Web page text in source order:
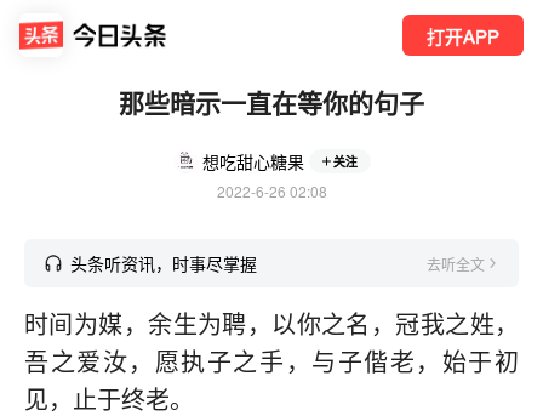
打开APP
那些暗示一直在等你的句子
想吃甜心糖果 关注
2022-6-26 02:08
头条听资讯，时事尽掌握 去听全文
时间为媒，余生为聘，以你之名，冠我之姓，
吾之爱汝，愿执子之手，与子偕老，始于初
见，止于终老。